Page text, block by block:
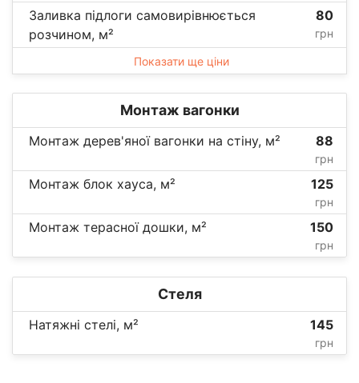
Заливка підлоги самовирівнюється
розчином, м²
80
грн
Показати ще ціни
Монтаж вагонки
Монтаж дерев'яної вагонки на стіну, м² 88
грн
Монтаж блок хауса, м² 125
грн
Монтаж терасної дошки, м² 150
грн
Стеля
Натяжні стелі, м² 145
грн